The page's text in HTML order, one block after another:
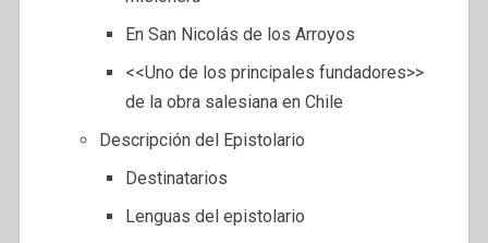
En San Nicolás de los Arroyos
<<Uno de los principales fundadores>>
de la obra salesiana en Chile
Descripción del Epistolario
Destinatarios
Lenguas del epistolario